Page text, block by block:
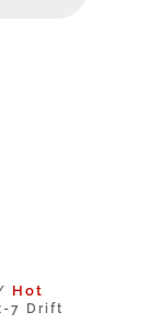
Hot
7 Drift